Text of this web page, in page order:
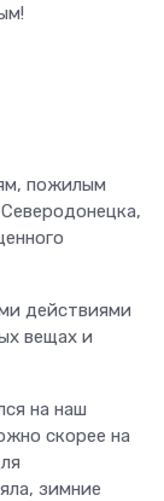
пожилым
действиями
вещах и
на наш
скорее на
зимние